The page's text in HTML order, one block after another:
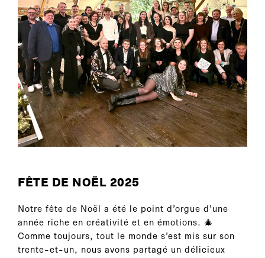
FÊTE DE NOËL 2025
Notre fête de Noël a été le point d’orgue d’une
année riche en créativité et en émotions. 🎄
Comme toujours, tout le monde s’est mis sur son
trente-et-un, nous avons partagé un délicieux